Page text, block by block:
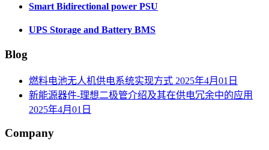
Smart Bidirectional power PSU
UPS Storage and Battery BMS
Blog
燃料电池无人机供电系统实现方式 2025年4月01日
新能源器件-理想二极管介绍及其在供电冗余中的应用
2025年4月01日
Company